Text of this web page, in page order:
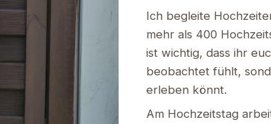
Ich begleite
mehr als 400
ist wichtig, dass ihr
beobachtet fühlt,
erleben könnt.
Am Hochzeitstag